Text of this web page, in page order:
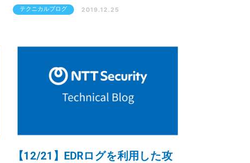
テクニカルブログ 2019.12.25
【12/21】EDRログを利用した攻